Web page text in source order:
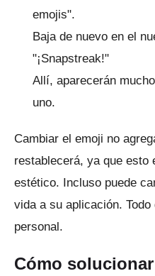
emojis".
Baja de nuevo en el
"¡Snapstreak!"
Allí, aparecerán
uno.
Cambiar el emoji no
restablecerá, ya que esto
estético. Incluso puede
vida a su aplicación.
personal.
Cómo